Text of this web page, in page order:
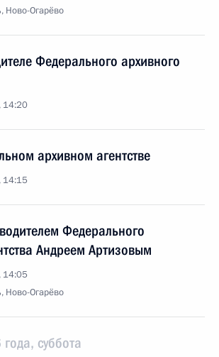
Ново-Огарёво
Федерального архивного
14:20
архивном агентстве
14:15
Федерального
Андреем Артизовым
14:05
Ново-Огарёво
суббота